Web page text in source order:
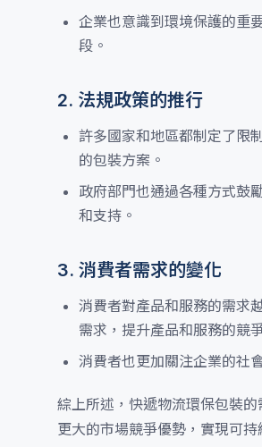
企業也意識到環境保護的重
段。
2. 法規政策的推行
許多國家和地區都制定了限
的包裝方案。
政府部門也通過各種方式鼓
和支持。
3. 消費者需求的變化
消費者對產品和服務的需求
需求，提升產品和服務的競
消費者也更加關注企業的社
綜上所述，快遞物流環保包裝
更大的市場競爭優勢，實現可持